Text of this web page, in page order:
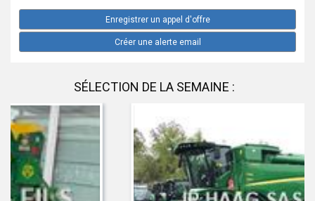
Enregistrer un appel d'offre
Créer une alerte email
SÉLECTION DE LA SEMAINE :